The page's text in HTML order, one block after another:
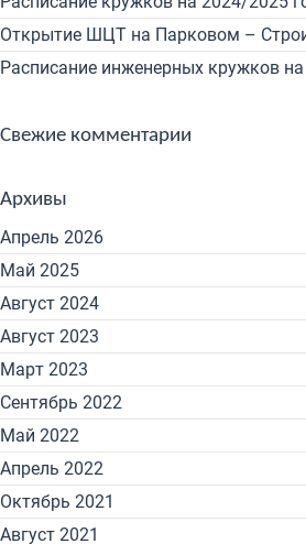
Открытие ШЦТ на Парковом –
Расписание инженерных кружков
Свежие комментарии
Архивы
Апрель 2026
Май 2025
Август 2024
Август 2023
Март 2023
Сентябрь 2022
Май 2022
Апрель 2022
Октябрь 2021
Август 2021